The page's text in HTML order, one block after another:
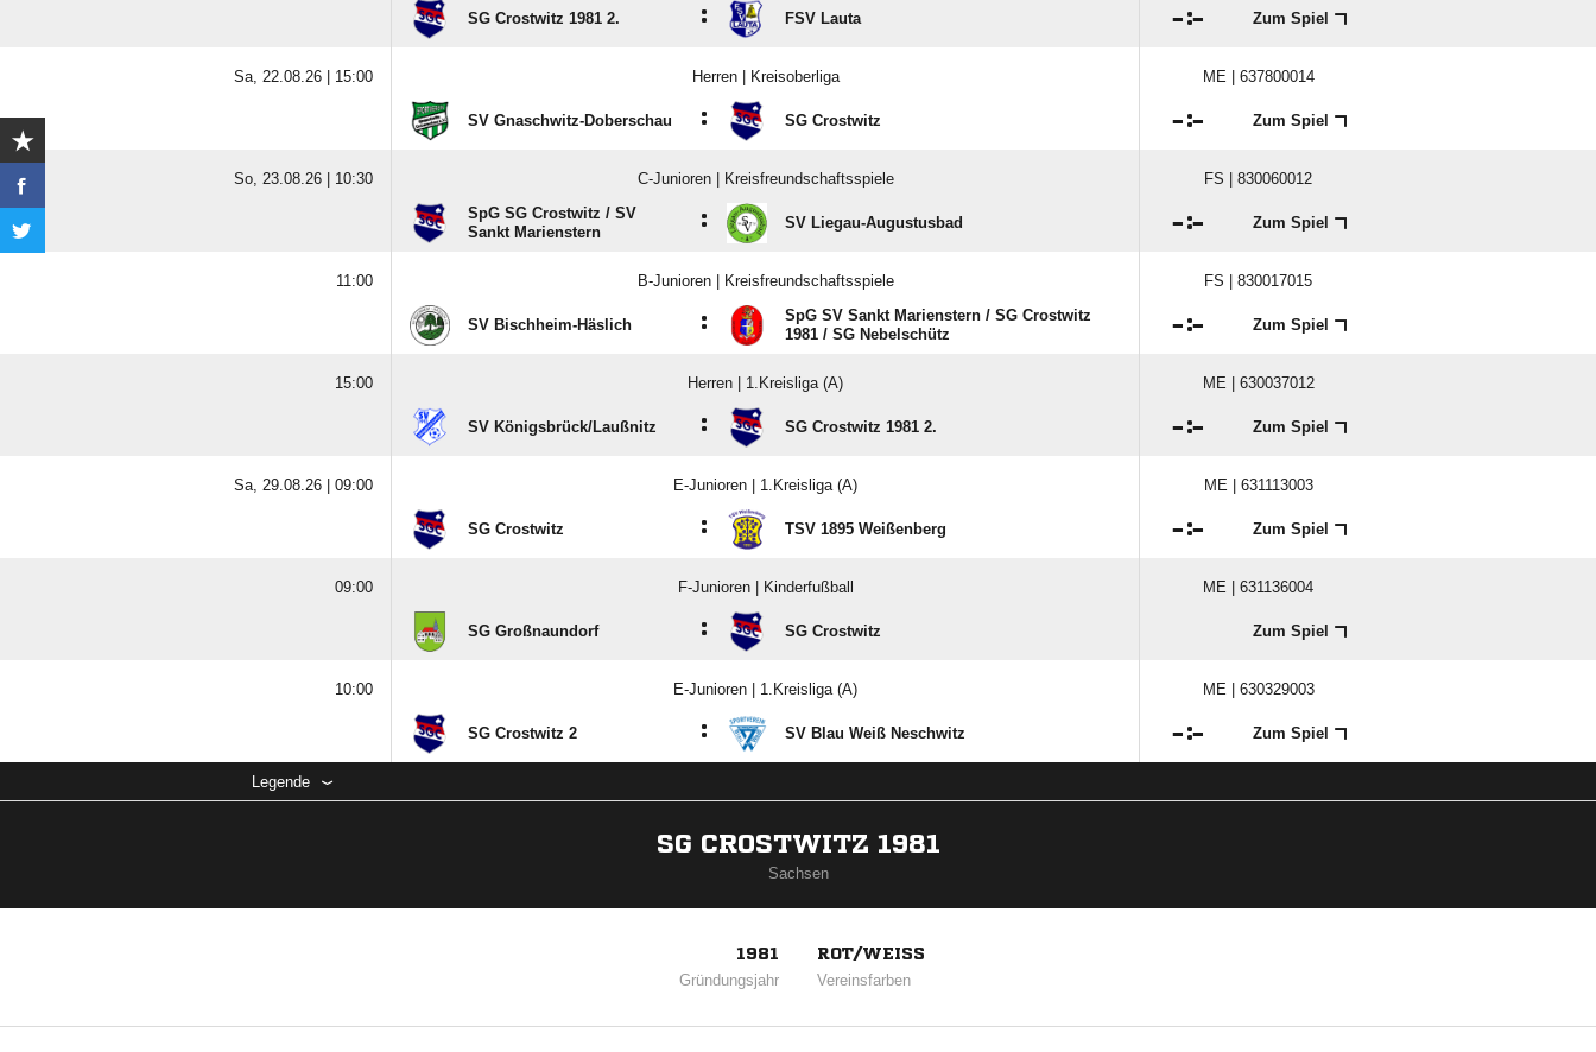
SG Crostwitz 1981 2. : FSV Lauta : Zum Spiel
Sa, 22.08.26 | 15:00 Herren | Kreisoberliga ME | 637800014
SV Gnaschwitz-Doberschau : SG Crostwitz : Zum Spiel
So, 23.08.26 | 10:30 C-Junioren | Kreisfreundschaftsspiele
FS | 830060012
SpG SG Crostwitz /​ SV
Sankt Marienstern
: SV Liegau-Augustusbad : Zum Spiel
11:00 B-Junioren | Kreisfreundschaftsspiele FS | 830017015
SV Bischheim-Häslich :
SpG SV Sankt Marienstern /​ SG Crostwitz
1981 /​ SG Nebelschütz
: Zum Spiel
15:00 Herren | 1.Kreisliga (A) ME | 630037012
SV Königsbrück/​Laußnitz : SG Crostwitz 1981 2. : Zum Spiel
Sa, 29.08.26 | 09:00 E-Junioren | 1.Kreisliga (A) ME | 631113003
SG Crostwitz : TSV 1895 Weißenberg : Zum Spiel
09:00 F-Junioren | Kinderfußball ME | 631136004
SG Großnaundorf : SG Crostwitz Zum Spiel
10:00 E-Junioren | 1.Kreisliga (A) ME | 630329003
SG Crostwitz 2 : SV Blau Weiß Neschwitz : Zum Spiel
Legende
SG CROSTWITZ 1981
Sachsen
1981
Gründungsjahr
ROT/WEISS
Vereinsfarben